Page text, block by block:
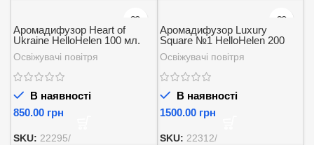
Аромадифузор Heart of
Ukraine HelloHelen 100 мл.
Освіжувачі повітря
В наявності
грн
SKU: 22295/
Аромадифузор Luxury
Square №1 HelloHelen 200
мл.
Освіжувачі повітря
В наявності
грн
SKU: 22312/